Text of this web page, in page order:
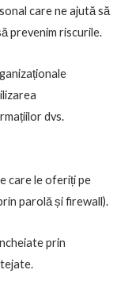
care ne ajută să
prevenim riscurile.
dvs.
care le oferiți pe
parolă și firewall).
prin